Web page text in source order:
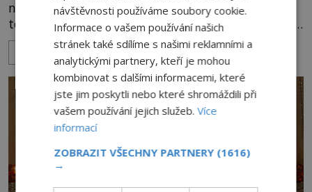
nejrůznějších jezer, řek či ostrovů. Mnozí skeptici
to přikládají hlavně snaze dané místo zviditelnit a
přitáhnout k němu pozornost záhadám
nakloněných turistů. Je to také případ kyperského
tvora jménem Ayia Napa? Nebo se může za
legendami o něm ukrývat nějaký pravdivý základ?
V blízkosti Mysu Greco, jak se přez
návštěvnosti používáme soubory cookie.
Informace o vašem používání našich
stránek také sdílíme s našimi reklamními a
analytickými partnery, kteří je mohou
kombinovat s dalšími informacemi, které
jste jim poskytli nebo které shromáždili při
vašem používání jejich služeb.Více
informací
ZOBRAZIT VŠECHNY PARTNERY (1616)
→